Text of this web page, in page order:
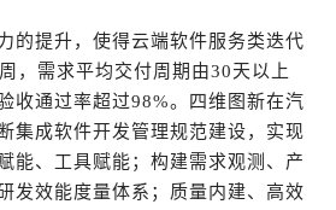
的提升，使得云端软件服务类迭代
，需求平均交付周期由30天以上
收通过率超过98%。四维图新在汽
集成软件开发管理规范建设，实现
能、工具赋能；构建需求观测、产
发效能度量体系；质量内建、高效